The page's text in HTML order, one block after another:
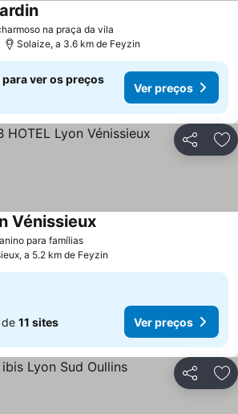
na praça da vila
Ver preços
Solaize, a 3.6 km de Feyzin
ver os preços
Ver preços
Partilhar
para famíliasVer preços
VénissieuxVer preços
a 5.2 km de Feyzin
11 sites Ver preços
Partilhar